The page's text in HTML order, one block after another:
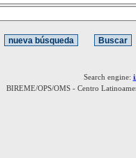
Search engine:
BIREME/OPS/OMS - Centro